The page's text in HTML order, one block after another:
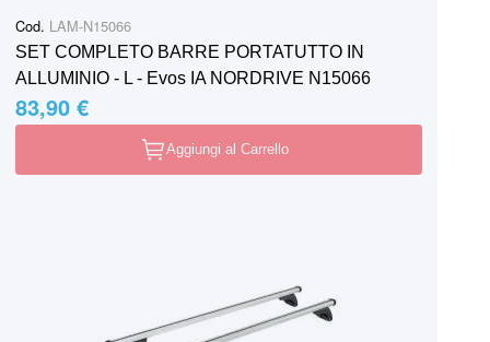
Cod. LAM-N15066
SET COMPLETO BARRE PORTATUTTO IN
ALLUMINIO - L - Evos IA NORDRIVE N15066
83,90 €
Aggiungi al Carrello